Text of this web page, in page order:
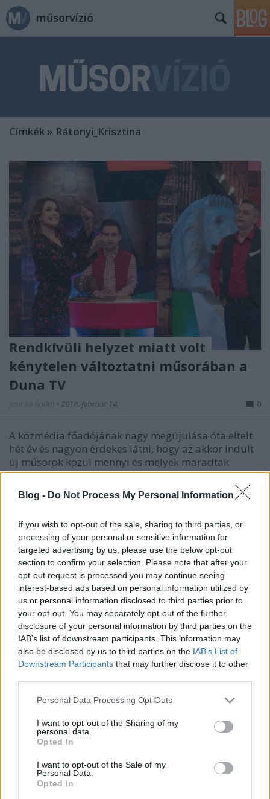
Blog - Do Not Process My Personal Information
If you wish to opt-out of the sale, sharing to third parties, or
processing of your personal or sensitive information for
targeted advertising by us, please use the below opt-out
section to confirm your selection. Please note that after your
opt-out request is processed you may continue seeing
interest-based ads based on personal information utilized by
us or personal information disclosed to third parties prior to
your opt-out. You may separately opt-out of the further
disclosure of your personal information by third parties on the
IAB’s list of downstream participants. This information may
also be disclosed by us to third parties on the IAB’s List of
Downstream Participants that may further disclose it to other
Please note that this website/app uses one or more Google
not limited to your visit or usage behaviour. You may click to
grant or deny consent to Google and its third-party tags to
use your data for below specified purposes in below Google
consent section.
Personal Data Processing Opt Outs
I want to opt-out of the Sharing of my
personal data.
Opted In
I want to opt-out of the Sale of my
Personal Data.
Opted In
műsorvízió
Címkék » Rátonyi_Krisztina
Rendkívüli helyzet miatt volt
kénytelen változtatni műsorában a
Duna TV
• 2018. február 14. 0
A közmédia főadójának nagy megújulása óta eltelt
hét év és nagyon érdekes látni, hogy az akkor indult
új műsorok közül mennyi és melyek maradtak
talpon. Véget ért többek között a Hacktion és a
Munkaügyek, de nem látható már a Maradj talpon!
sem. Ellenben még mindig képernyőn van, és
Ismét új ember érkezik a köztévé
vetélkedőjébe
Jasinka Ádám• 2017. augusztus 27.